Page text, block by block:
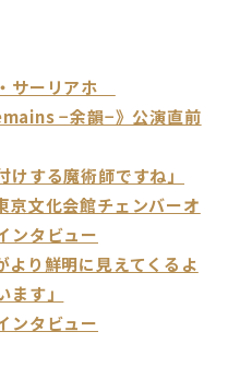
サーリアホ
−余韻−》公演直前
けする魔術師ですね」
京文化会館チェンバーオ
ンタビュー
より鮮明に見えてくるよ
す」
ンタビュー